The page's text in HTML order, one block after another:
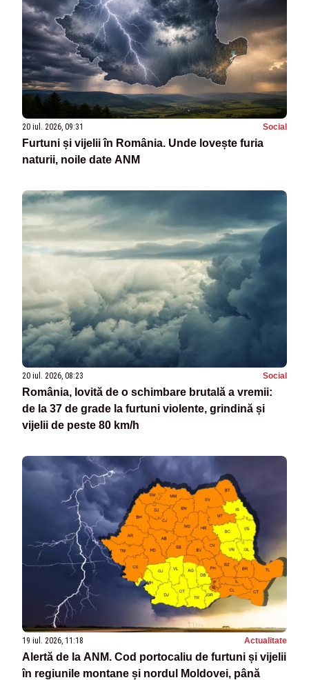
20 iul. 2026, 09:31 Social
Furtuni și vijelii în România. Unde lovește furia
naturii, noile date ANM
20 iul. 2026, 08:23 Social
România, lovită de o schimbare brutală a vremii:
de la 37 de grade la furtuni violente, grindină și
vijelii de peste 80 km/h
19 iul. 2026, 11:18 Actualitate
Alertă de la ANM. Cod portocaliu de furtuni și vijelii
în regiunile montane și nordul Moldovei, până